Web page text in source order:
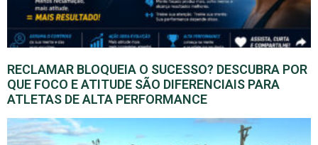
RECLAMAR BLOQUEIA O SUCESSO? DESCUBRA POR
QUE FOCO E ATITUDE SÃO DIFERENCIAIS PARA
ATLETAS DE ALTA PERFORMANCE